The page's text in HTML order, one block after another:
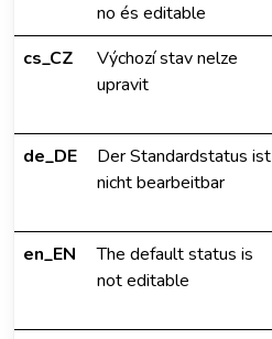
no és editable
cs_CZ
Výchozí stav nelze
upravit
de_DE
Der Standardstatus ist
nicht bearbeitbar
en_EN
The default status is
not editable